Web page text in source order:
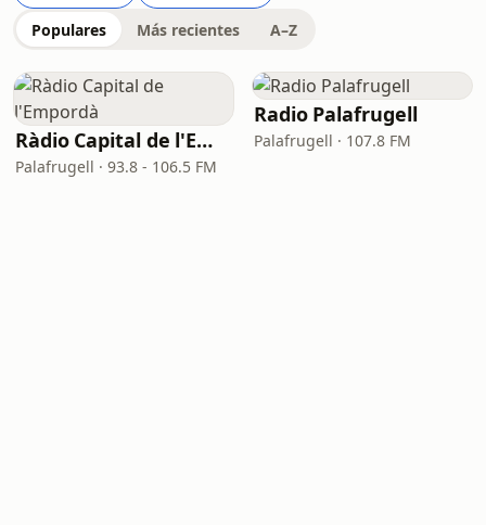
Populares Más recientes A–Z
Ràdio Capital de l'Empordà
Palafrugell · 93.8 - 106.5 FM
Radio Palafrugell
Palafrugell · 107.8 FM